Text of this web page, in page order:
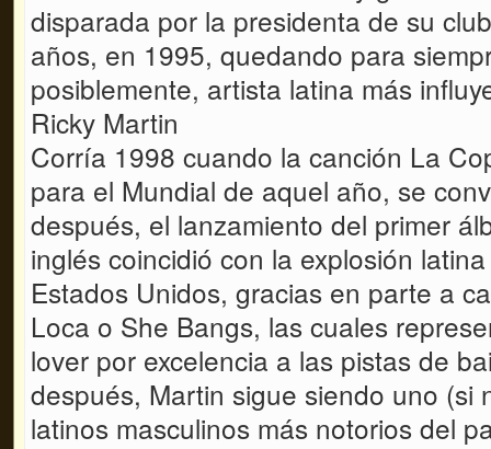
disparada por la presidenta de su
años, en 1995, quedando para
posiblemente, artista latina más
Ricky Martin
Corría 1998 cuando la canción La
para el Mundial de aquel año, se
después, el lanzamiento del primer
inglés coincidió con la explosión
Estados Unidos, gracias en parte a
Loca o She Bangs, las cuales
lover por excelencia a las pistas de
después, Martin sigue siendo uno (si
latinos masculinos más notorios del